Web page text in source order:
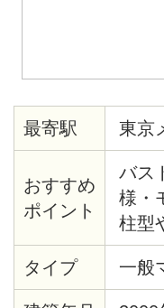
最寄駅 東京
おすすめ
ポイント
バス
様・
柱型
間・
産新
の
タイプ 一般